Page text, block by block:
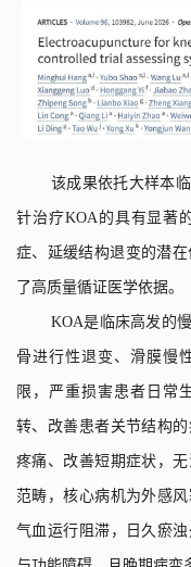
该成果依托大样本
针治疗KOA的具有显著
症、延缓结构退变的潜
了高质量循证医学依据。
KOA是临床高发的
骨进行性退变、滑膜慢
限，严重损害患者日常
转、改善患者关节结构
疼痛、改善短期症状，无
范畴，核心病机为外感
气血运行阻滞，日久瘀